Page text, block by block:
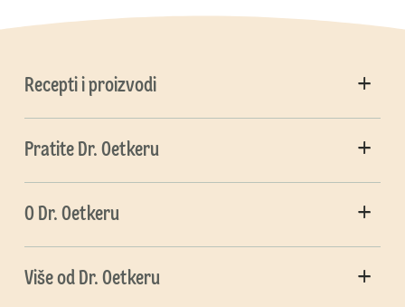
Recepti i proizvodi
Pratite Dr. Oetkeru
O Dr. Oetkeru
Više od Dr. Oetkeru